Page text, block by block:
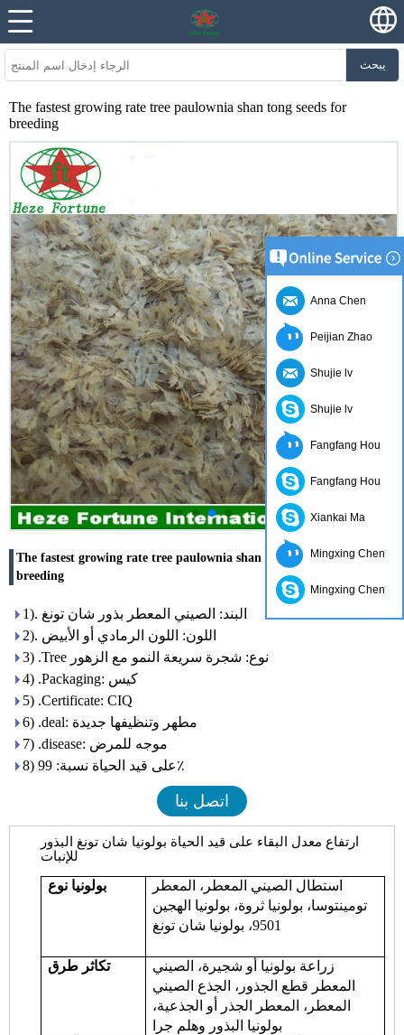
يبحث
The fastest growing rate tree paulownia shan tong seeds for
breeding
The fastest growing rate tree paulownia shan tong seeds for
breeding
1). البند: الصيني المعطر بذور شان تونغ
2). اللون: اللون الرمادي أو الأبيض
3) .Tree نوع: شجرة سريعة النمو مع الزهور
4) .Packaging: كيس
5) .Certificate: CIQ
6) .deal: مطهر وتنظيفها جديدة
7) .disease: موجه للمرض
8) على قيد الحياة نسبة: 99٪
اتصل بنا
ارتفاع معدل البقاء على قيد الحياة بولونيا شان تونغ البذور
للإنبات
بولونيا نوع
استطال الصيني المعطر، المعطر
تومينتوسا، بولونيا ثروة، بولونيا الهجين
9501، بولونيا شان تونغ
تكاثر طرق
زراعة بولونيا أو شجيرة، الصيني
المعطر قطع الجذور، الجذع الصيني
المعطر، المعطر الجذر أو الجذعية،
بولونيا البذور وهلم جرا
Anna Chen
Peijian Zhao
Shujie lv
Shujie lv
Fangfang Hou
Fangfang Hou
Xiankai Ma
Mingxing Chen
Mingxing Chen